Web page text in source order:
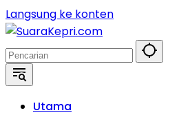
Langsung ke konten
Utama